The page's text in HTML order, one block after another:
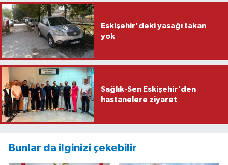
Eskişehir'deki yasağı takan
yok
Sağlık-Sen Eskişehir'den
hastanelere ziyaret
Bunlar da ilginizi çekebilir